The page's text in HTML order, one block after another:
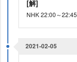
[解]
NHK 22:00～22:45
2021-02-05